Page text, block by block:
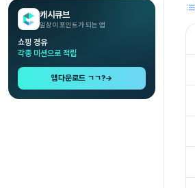
캐시큐브
일상이 포인트가 되는 앱
쇼핑 경유
각종 미션으로 적립
앱다운로드 ㄱㄱ?→